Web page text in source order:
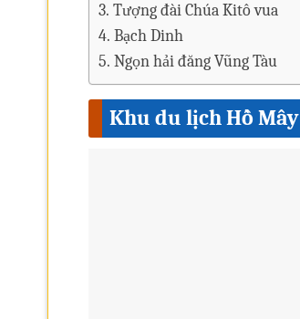
Tượng đài Chúa Kitô vua
Bạch Dinh
Ngọn hải đăng Vũng Tàu
Khu du lịch Hồ Mây